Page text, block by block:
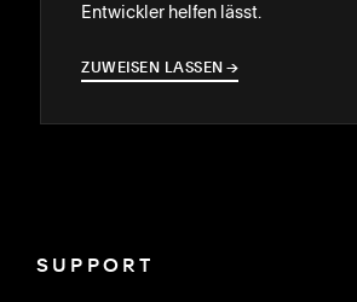
Entwickler helfen lässt.
ZUWEISEN LASSEN →
→
SUPPORT